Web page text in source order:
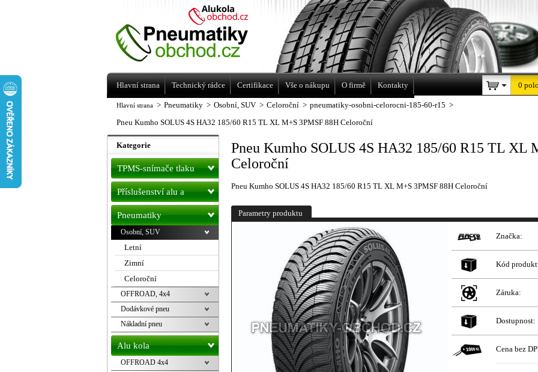
Hlavní strana > Pneumatiky > Osobní, SUV > Celoroční > pneumatiky-osobni-celorocni-185-60-r15 >
Pneu Kumho SOLUS 4S HA32 185/60 R15 TL XL M+S 3PMSF 88H Celoroční
Pneu Kumho SOLUS 4S HA32 185/60 R15 TL XL
Celoroční
Pneu Kumho SOLUS 4S HA32 185/60 R15 TL XL M+S 3PMSF 88H Celoroční
Parametry produktu
Značka:
Kód
Záruka:
Dostupnost:
Cena bez
Kategorie
TPMS-snímače tlaku
Příslušenství alu a
pneu
Pneumatiky
Osobní, SUV
Letní
Zimní
Celoroční
OFFROAD, 4x4
Dodávkové pneu
Nákladní pneu
Alu kola
OFFROAD 4x4
Levné pneumatiky letní, zimní, Alu kola
a litá kola Racing Line
Hlavní strana Technický rádce Certifikace Vše o nákupu O firmě Kontakty 0